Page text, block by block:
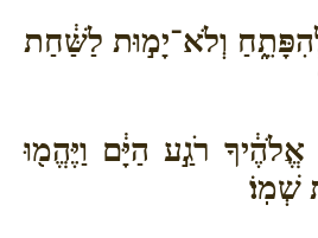
וְלֹא־יָמ֣וּת לַשַּׁ֔חַת
אֱלֹהֶ֔יךָ רֹגַ֣ע הַיָּ֔ם וַיֶּהֱמ֖וּ
שְׁמֽוֹ׃